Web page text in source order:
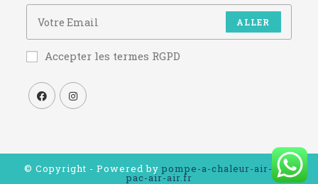
ALLER
Accepter les termes RGPD
© Copyright - Powered bypompe-a-chaleur-air-eau-
pac-air-air.fr